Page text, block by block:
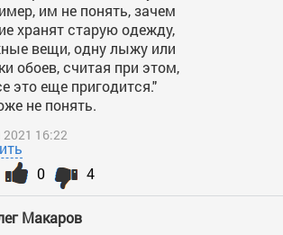
им не понять, зачем
хранят старую одежду,
вещи, одну лыжу или
обоев, считая при этом,
это еще пригодится."
не понять.
16:22
4
0
Макаров